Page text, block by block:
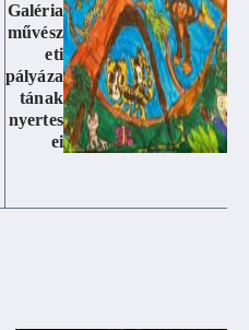
Galéria
művész
eti
pályáza
tának
nyertes
ei